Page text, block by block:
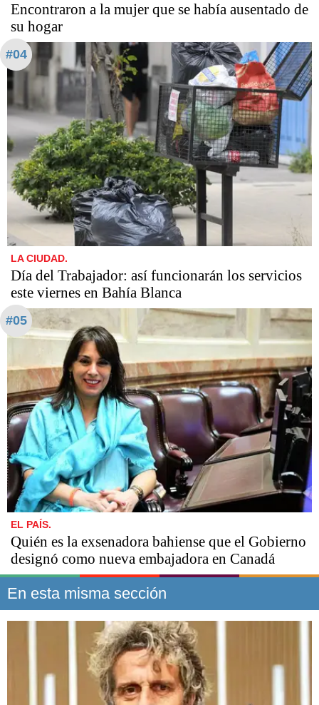
Encontraron a la mujer que se había ausentado de
su hogar
#04
LA CIUDAD.
Día del Trabajador: así funcionarán los servicios
este viernes en Bahía Blanca
#05
EL PAÍS.
Quién es la exsenadora bahiense que el Gobierno
designó como nueva embajadora en Canadá
En esta misma sección